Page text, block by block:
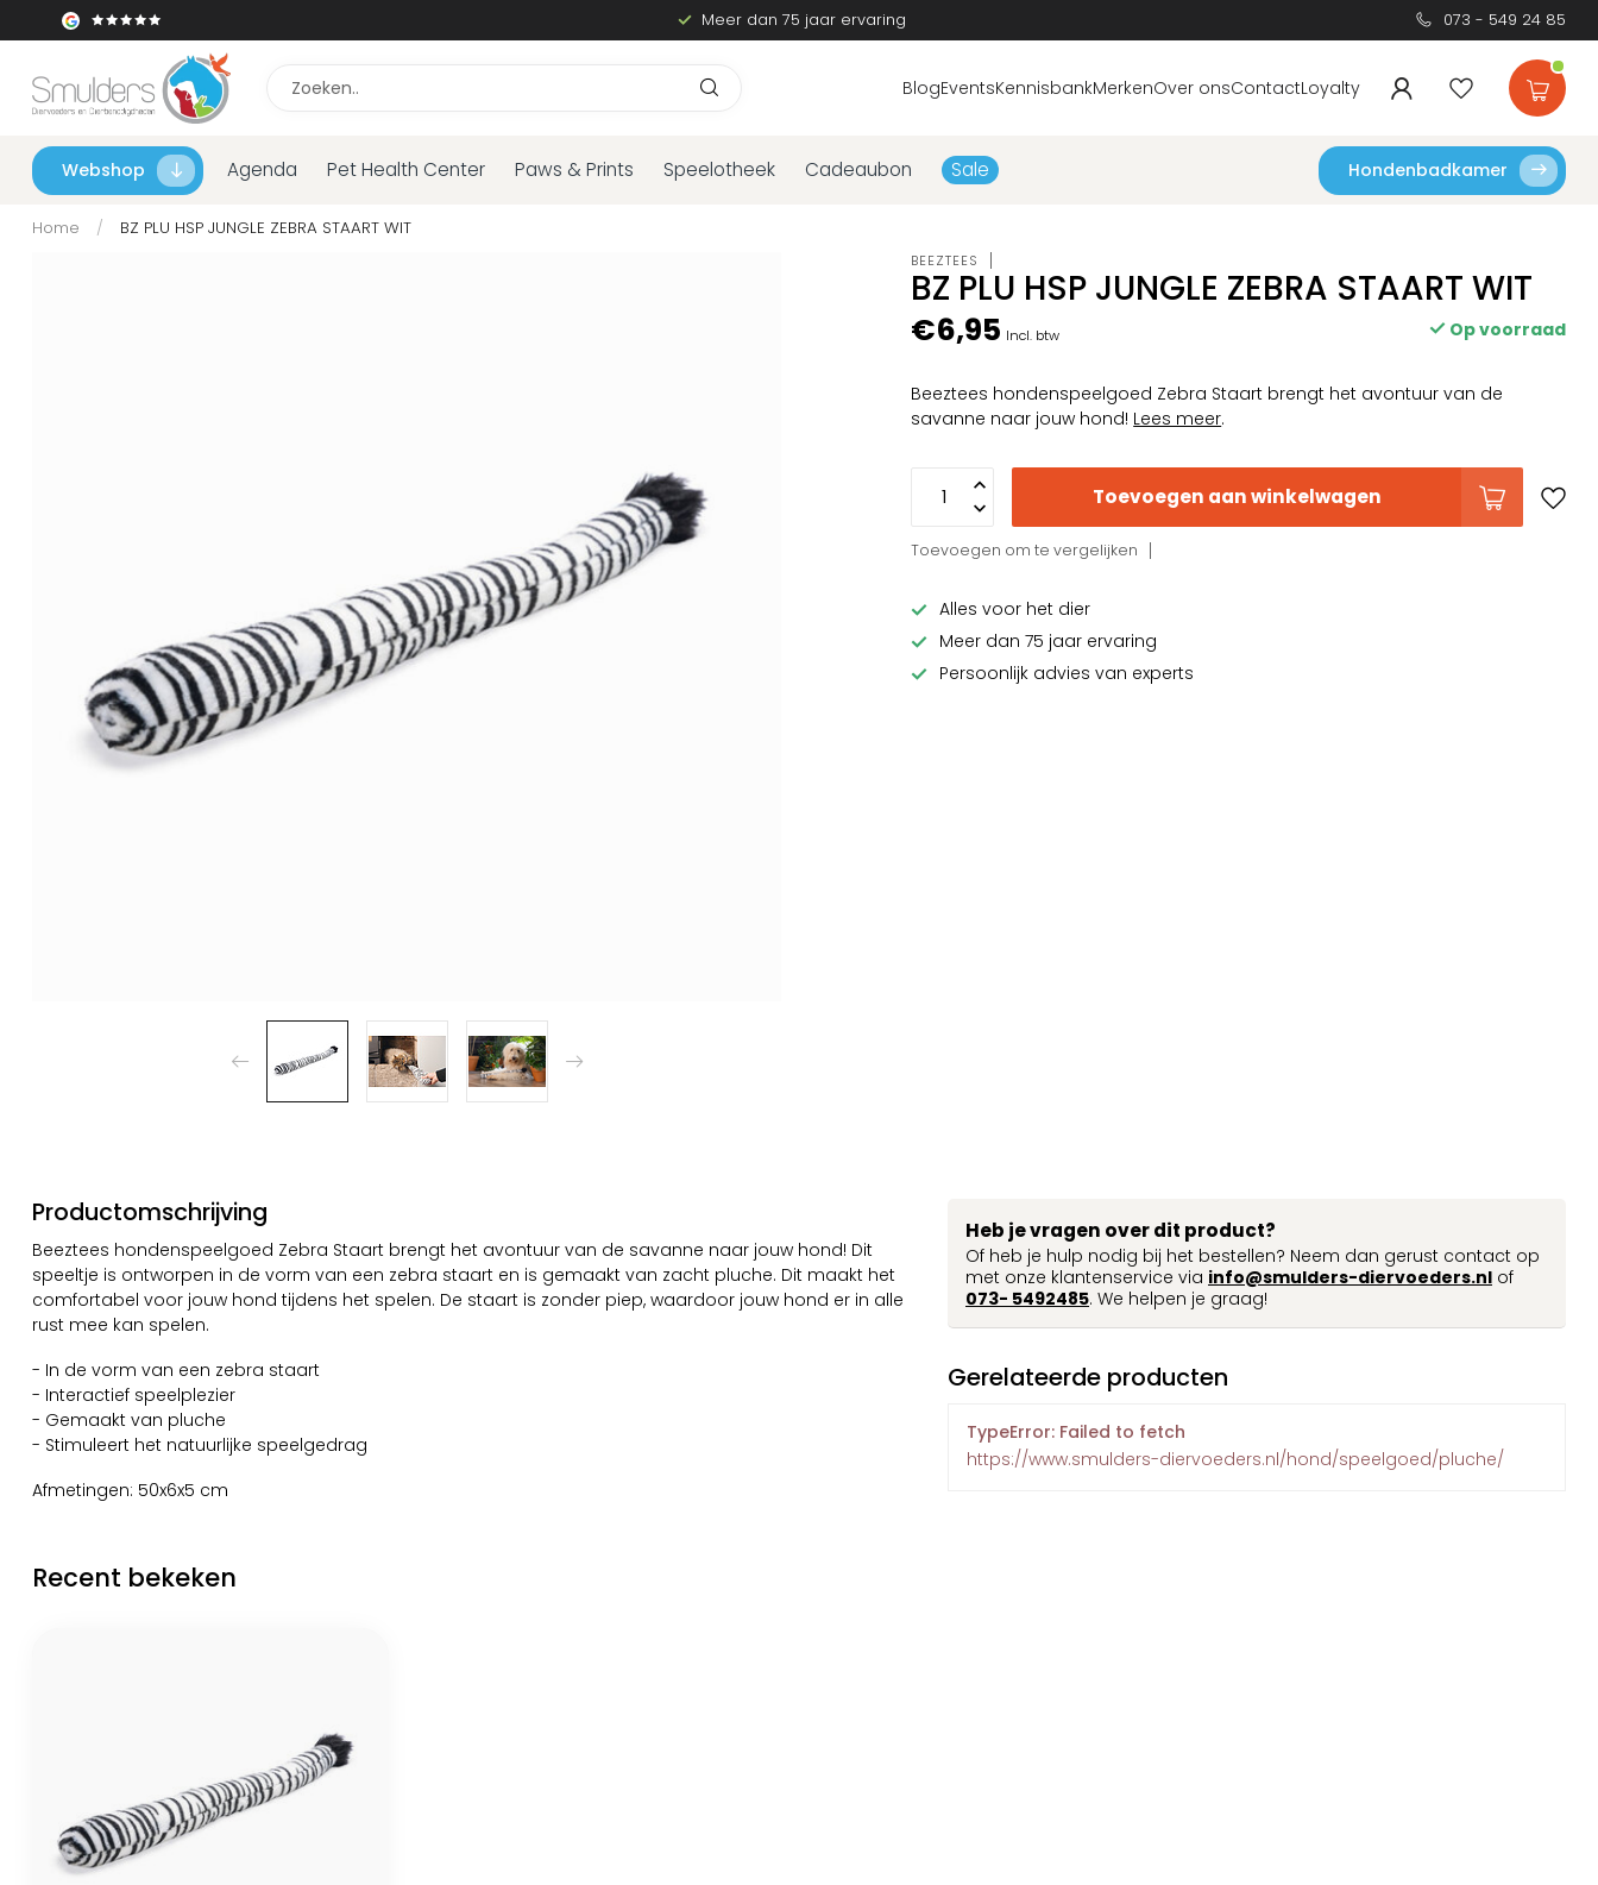
Meer dan 75 jaar ervaring 073 - 549 24 85
BlogEventsKennisbankMerkenOver onsContactLoyalty
Webshop Agenda Pet Health Center Paws & Prints Speelotheek Cadeaubon Sale Hondenbadkamer
Home / BZ PLU HSP JUNGLE ZEBRA STAART WIT
BEEZTEES
BZ PLU HSP JUNGLE ZEBRA STAART WIT
€6,95 Incl. btw Op voorraad
Beeztees hondenspeelgoed Zebra Staart brengt het avontuur van de
savanne naar jouw hond! Lees meer.
Toevoegen aan winkelwagen
Toevoegen om te vergelijken
Alles voor het dier
Meer dan 75 jaar ervaring
Persoonlijk advies van experts
Productomschrijving
Beeztees hondenspeelgoed Zebra Staart brengt het avontuur van de savanne naar jouw hond! Dit
speeltje is ontworpen in de vorm van een zebra staart en is gemaakt van zacht pluche. Dit maakt het
comfortabel voor jouw hond tijdens het spelen. De staart is zonder piep, waardoor jouw hond er in alle
rust mee kan spelen.
- In de vorm van een zebra staart
- Interactief speelplezier
- Gemaakt van pluche
- Stimuleert het natuurlijke speelgedrag
Afmetingen: 50x6x5 cm
Heb je vragen over dit product?
Of heb je hulp nodig bij het bestellen? Neem dan gerust contact op
met onze klantenservice via info@smulders-diervoeders.nl of
073- 5492485. We helpen je graag!
Gerelateerde producten
TypeError: Failed to fetch
https://www.smulders-diervoeders.nl/hond/speelgoed/pluche/
Recent bekeken